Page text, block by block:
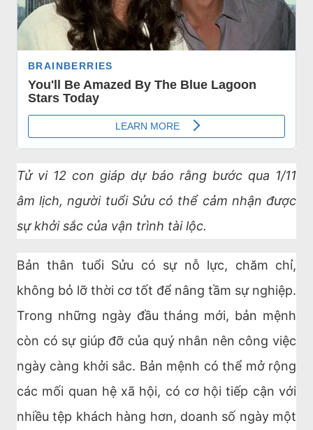
Tử vi 12 con giáp dự báo rằng bước qua 1/11
âm lịch, người tuổi Sửu có thể cảm nhận được
sự khởi sắc của vận trình tài lộc.
Bản thân tuổi Sửu có sự nỗ lực, chăm chỉ,
không bỏ lỡ thời cơ tốt để nâng tầm sự nghiệp.
Trong những ngày đầu tháng mới, bản mệnh
còn có sự giúp đỡ của quý nhân nên công việc
ngày càng khởi sắc. Bản mệnh có thể mở rộng
các mối quan hệ xã hội, có cơ hội tiếp cận với
nhiều tệp khách hàng hơn, doanh số ngày một